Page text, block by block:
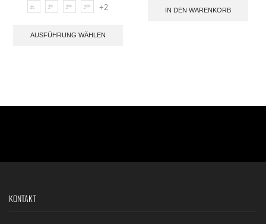
+2
AUSFÜHRUNG WÄHLEN
IN DEN WARENKORB
KONTAKT